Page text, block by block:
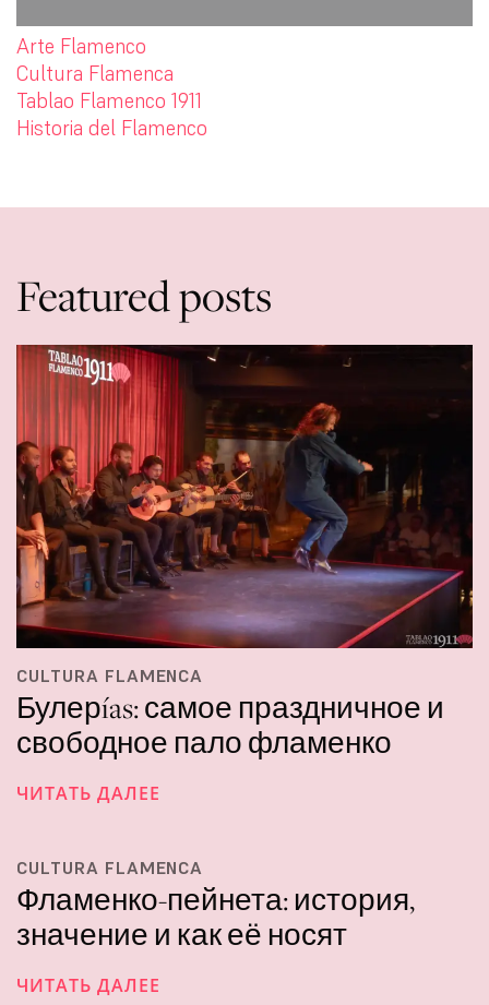
Arte Flamenco
Cultura Flamenca
Tablao Flamenco 1911
Historia del Flamenco
Featured posts
CULTURA FLAMENCA
Булерías: самое праздничное и
свободное пало фламенко
ЧИТАТЬ ДАЛЕЕ
CULTURA FLAMENCA
Фламенко-пейнета: история,
значение и как её носят
ЧИТАТЬ ДАЛЕЕ